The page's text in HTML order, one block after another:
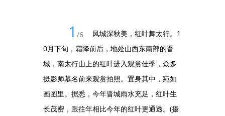
1 /6
凤城深秋美，红叶舞太行。1
0月下旬，霜降前后，地处山西东南部的晋
城，南太行山上的红叶进入观赏佳季，众多
摄影师慕名前来观赏拍照。置身其中，宛如
画图里。据悉，今年晋城雨水充足，红叶生
长茂密，跟往年相比今年的红叶更通透。(摄